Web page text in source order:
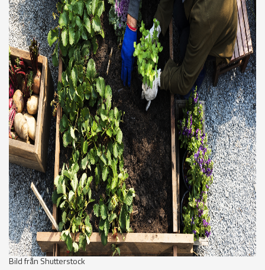
Bild från Shutterstock